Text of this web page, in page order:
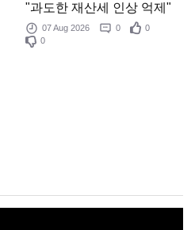
"과도한 재산세 인상 억제"
07 Aug 2026 0
0
0